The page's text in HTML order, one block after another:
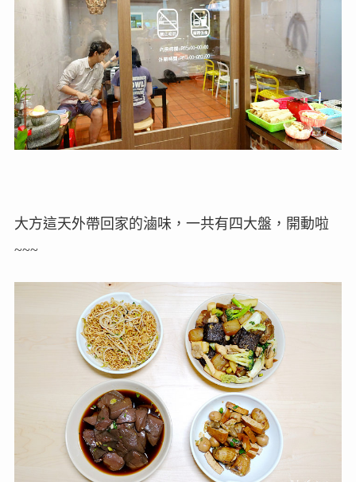
大方這天外帶回家的滷味，一共有四大盤，開動啦
~~~